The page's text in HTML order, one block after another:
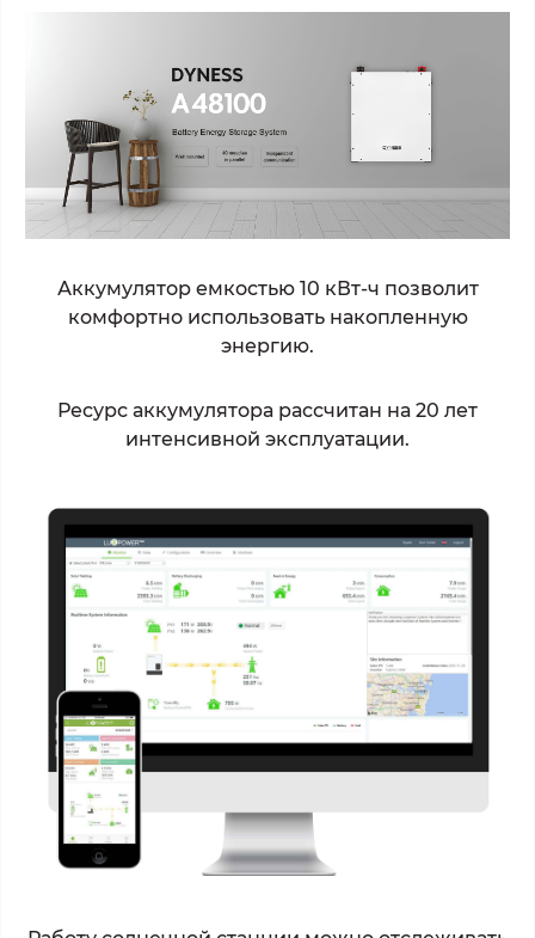
Аккумулятор емкостью 10 кВт-ч позволит
комфортно использовать накопленную
энергию.
Ресурс аккумулятора рассчитан на 20 лет
интенсивной эксплуатации.